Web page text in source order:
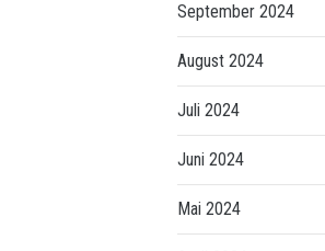
September 2024
August 2024
Juli 2024
Juni 2024
Mai 2024